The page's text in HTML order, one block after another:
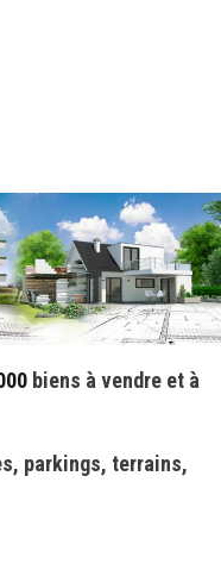
biens à vendre et à
parkings, terrains,